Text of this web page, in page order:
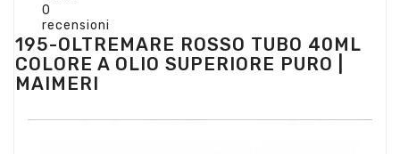
0
recensioni
195-OLTREMARE ROSSO TUBO 40ML
COLORE A OLIO SUPERIORE PURO |
MAIMERI